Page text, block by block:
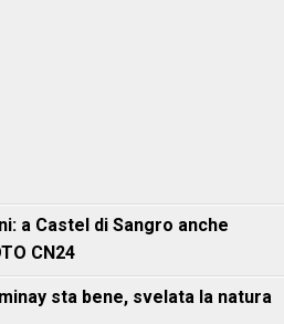
a Castel di Sangro anche
CN24
sta bene, svelata la natura